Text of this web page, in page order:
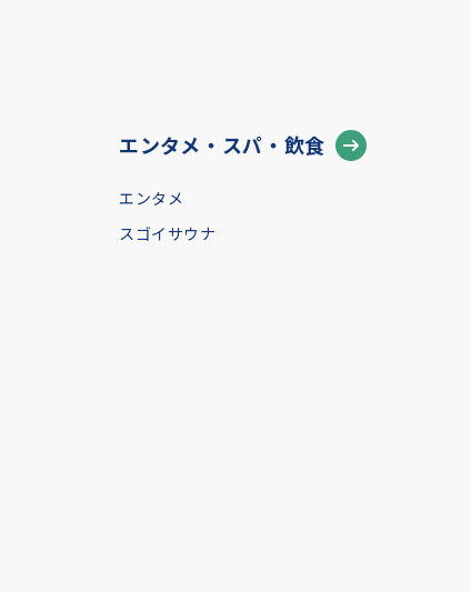
エンタメ・スパ・飲食
エンタメ
スゴイサウナ